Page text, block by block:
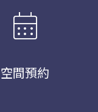
calendar_month
空間預約